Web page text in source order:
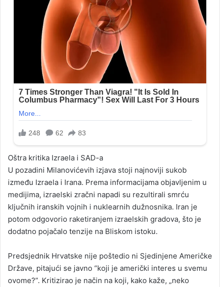
Oštra kritika Izraela i SAD-a
U pozadini Milanovićevih izjava stoji najnoviji sukob
između Izraela i Irana. Prema informacijama objavljenim u
medijima, izraelski zračni napadi su rezultirali smrću
ključnih iranskih vojnih i nuklearnih dužnosnika. Iran je
potom odgovorio raketiranjem izraelskih gradova, što je
dodatno pojačalo tenzije na Bliskom istoku.
Predsjednik Hrvatske nije poštedio ni Sjedinjene Američke
Države, pitajući se javno “koji je američki interes u svemu
ovome?”. Kritizirao je način na koji, kako kaže, „neko